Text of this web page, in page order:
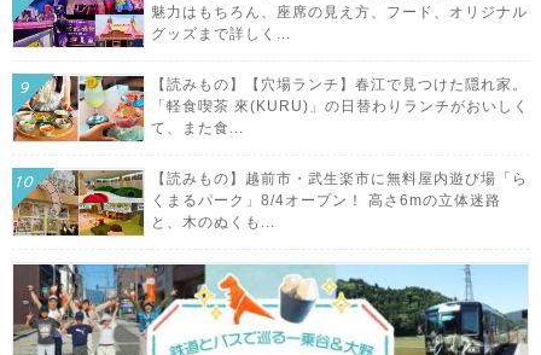
魅力はもちろん、座席の見え方、フード、オリジナル
グッズまで詳しく...
【読みもの】【穴場ランチ】春江で見つけた隠れ家。
「軽食喫茶 來(KURU)」の日替わりランチがおいしく
て、また食...
【読みもの】越前市・武生楽市に無料屋内遊び場「ら
くまるパーク」8/4オープン！ 高さ6mの立体迷路
と、木のぬくも...